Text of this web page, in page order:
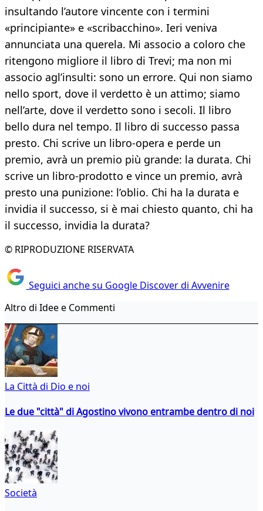
insultando l’autore vincente con i termini
«principiante» e «scribacchino». Ieri veniva
annunciata una querela. Mi associo a coloro che
ritengono migliore il libro di Trevi; ma non mi
associo agl’insulti: sono un errore. Qui non siamo
nello sport, dove il verdetto è un attimo; siamo
nell’arte, dove il verdetto sono i secoli. Il libro
bello dura nel tempo. Il libro di successo passa
presto. Chi scrive un libro-opera e perde un
premio, avrà un premio più grande: la durata. Chi
scrive un libro-prodotto e vince un premio, avrà
presto una punizione: l’oblio. Chi ha la durata e
invidia il successo, si è mai chiesto quanto, chi ha
il successo, invidia la durata?
© RIPRODUZIONE RISERVATA
Seguici anche su Google Discover di Avvenire
Altro di Idee e Commenti
La Città di Dio e noi
Le due "città" di Agostino vivono entrambe dentro di noi
Società